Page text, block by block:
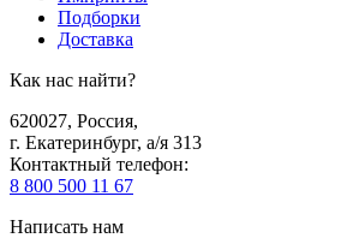
Подборки
Доставка
Как нас найти?
620027, Россия,
г. Екатеринбург, а/я 313
Контактный телефон:
8 800 500 11 67
Написать нам